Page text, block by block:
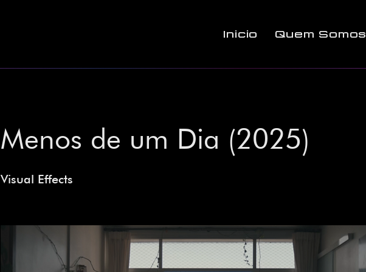
Início Quem Somos
Menos de um Dia (2025)
Visual Effects